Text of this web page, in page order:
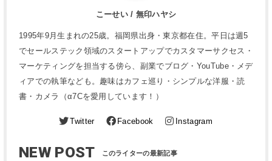
こーせい / 無印ハヤシ
1995年9月生まれの25歳。福岡県出身・東京都在住。平日は週5
でセールステック領域のスタートアップでカスタマーサクセス・
マーケティングを担当する傍ら、副業でブログ・YouTube・メデ
ィアでの執筆なども。趣味はカフェ巡り・シンプルな洋服・読
書・カメラ（α7Cを愛用しています！）
Twitter Facebook Instagram
NEW POST